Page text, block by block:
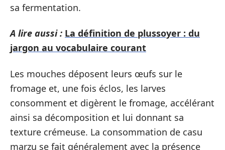
sa fermentation.
A lire aussi : La définition de plussoyer : du
jargon au vocabulaire courant
Les mouches déposent leurs œufs sur le
fromage et, une fois éclos, les larves
consomment et digèrent le fromage, accélérant
ainsi sa décomposition et lui donnant sa
texture crémeuse. La consommation de casu
marzu se fait généralement avec la présence